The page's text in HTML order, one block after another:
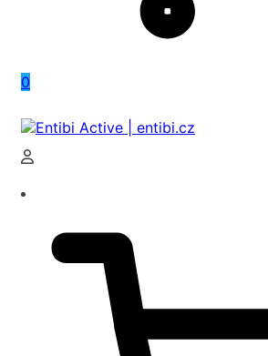
0
Entibi Active | entibi.cz
Medical Aesthetics